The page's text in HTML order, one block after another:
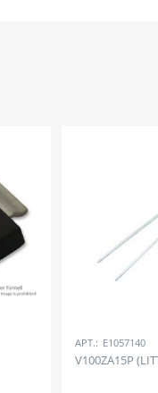
АРТ.: E1057140
V100ZA15P